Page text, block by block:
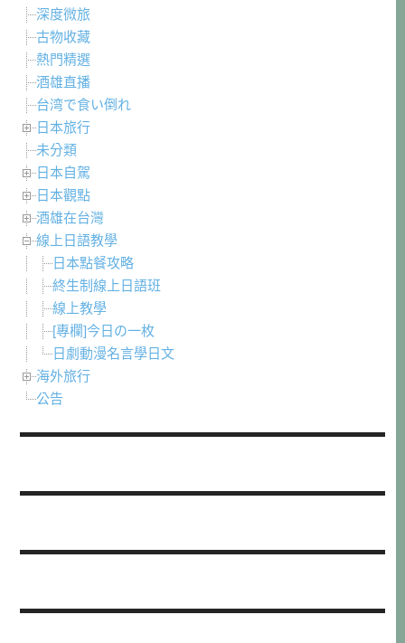
深度微旅
古物收藏
熱門精選
酒雄直播
台湾で食い倒れ
日本旅行
未分類
日本自駕
日本觀點
酒雄在台灣
線上日語教學
日本點餐攻略
終生制線上日語班
線上教學
[專欄]今日の一枚
日劇動漫名言學日文
海外旅行
公告